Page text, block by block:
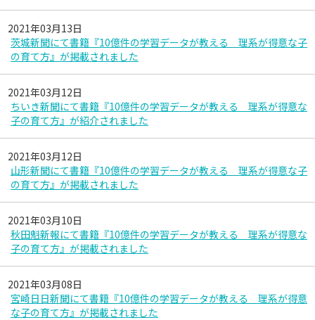
2021年03月13日
茨城新聞にて書籍『10億件の学習データが教える 理系が得意な子
の育て方』が掲載されました
2021年03月12日
ちいき新聞にて書籍『10億件の学習データが教える 理系が得意な
子の育て方』が紹介されました
2021年03月12日
山形新聞にて書籍『10億件の学習データが教える 理系が得意な子
の育て方』が掲載されました
2021年03月10日
秋田魁新報にて書籍『10億件の学習データが教える 理系が得意な
子の育て方』が掲載されました
2021年03月08日
宮崎日日新聞にて書籍『10億件の学習データが教える 理系が得意
な子の育て方』が掲載されました